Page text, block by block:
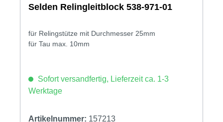
Selden Relingleitblock 538-971-01
für Relingstütze mit Durchmesser 25mm
für Tau max. 10mm
Sofort versandfertig, Lieferzeit ca. 1-3
Werktage
Artikelnummer: 157213